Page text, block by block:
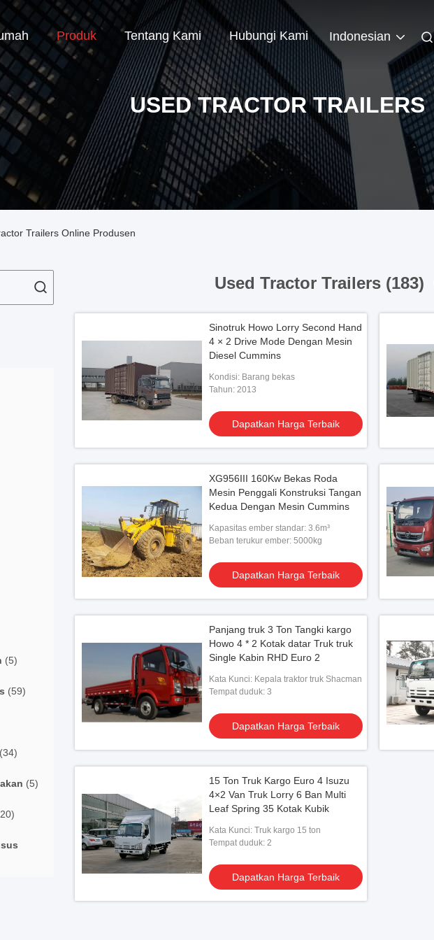
Produk Tentang Kami Hubungi Kami Indonesian
USED TRACTOR TRAILERS
Trailers Online Produsen
(5)
(59)
(34)
(5)
Used Tractor Trailers (183)
Sinotruk Howo Lorry Second Hand
4 × 2 Drive Mode Dengan Mesin
Diesel Cummins
Kondisi: Barang bekas
Tahun: 2013
Dapatkan Harga Terbaik
XG956III 160Kw Bekas Roda
Mesin Penggali Konstruksi Tangan
Kedua Dengan Mesin Cummins
Kapasitas ember standar: 3.6m³
Beban terukur ember: 5000kg
Dapatkan Harga Terbaik
Panjang truk 3 Ton Tangki kargo
Howo 4 * 2 Kotak datar Truk truk
Single Kabin RHD Euro 2
Kata Kunci: Kepala traktor truk Shacman
Tempat duduk: 3
Dapatkan Harga Terbaik
15 Ton Truk Kargo Euro 4 Isuzu
4×2 Van Truk Lorry 6 Ban Multi
Leaf Spring 35 Kotak Kubik
Kata Kunci: Truk kargo 15 ton
Tempat duduk: 2
Dapatkan Harga Terbaik